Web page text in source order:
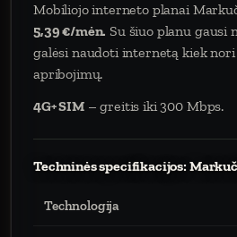
Mobiliojo interneto planai
5,39 €/mėn. Su šiuo planu gausi
galėsi naudoti internetą kiek
apribojimų.
4G+ SIM– greitis iki 300 Mbps.
Techninės specifikacijos:
Technologija